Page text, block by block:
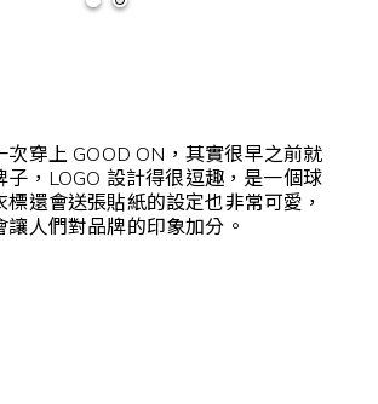
次穿上 GOOD ON，其實很早之前就
子，LOGO 設計得很逗趣，是一個球
還會送張貼紙的設定也非常可愛，
讓人們對品牌的印象加分。